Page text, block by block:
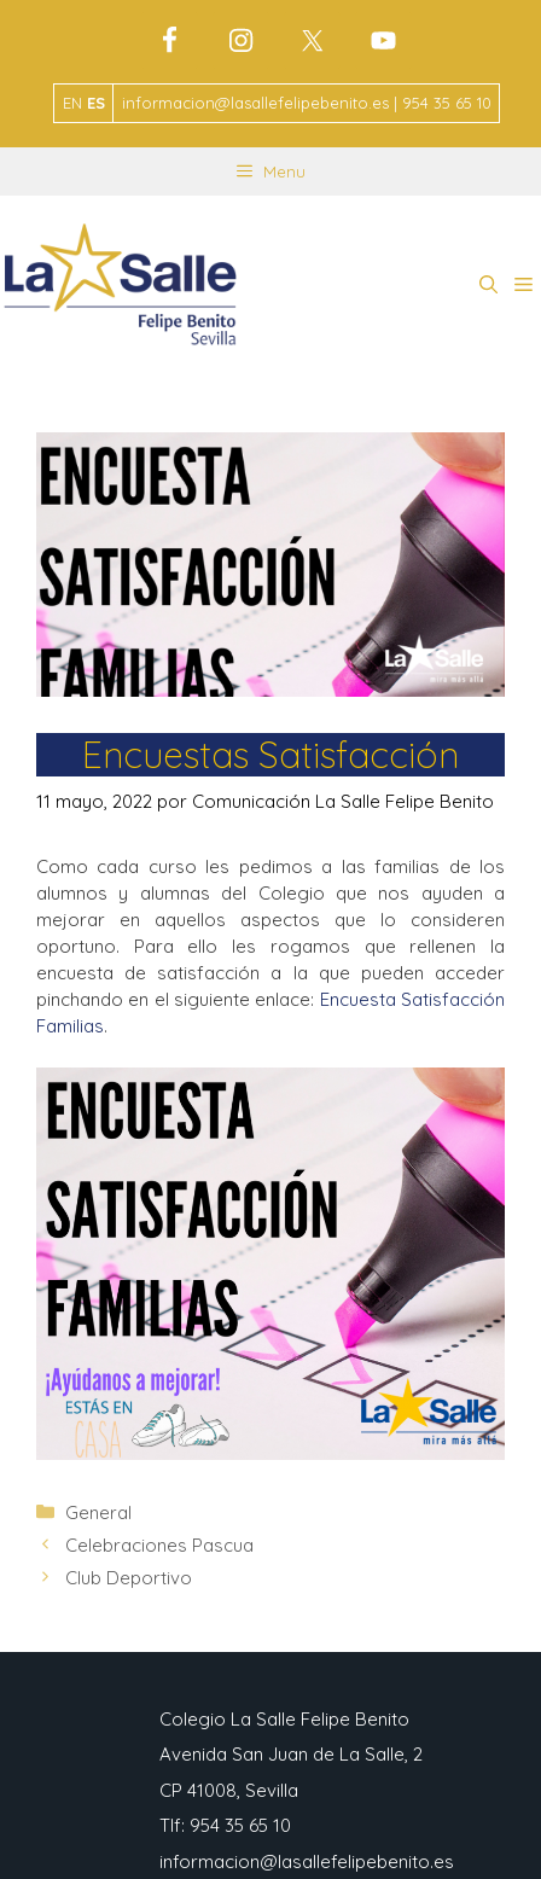
EN ES informacion@lasallefelipebenito.es | 954 35 65 10
Menu
Encuestas Satisfacción
11 mayo, 2022 por Comunicación La Salle Felipe Benito
Como cada curso les pedimos a las familias de los
alumnos y alumnas del Colegio que nos ayuden a
mejorar en aquellos aspectos que lo consideren
oportuno. Para ello les rogamos que rellenen la
encuesta de satisfacción a la que pueden acceder
pinchando en el siguiente enlace: Encuesta Satisfacción
Familias.
General
Celebraciones Pascua
Club Deportivo
Colegio La Salle Felipe Benito
Avenida San Juan de La Salle, 2
CP 41008, Sevilla
Tlf: 954 35 65 10
informacion@lasallefelipebenito.es